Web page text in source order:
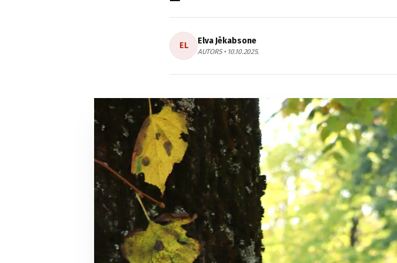
EL Elva Jēkabsone
AUTORS • 10.10.2025.